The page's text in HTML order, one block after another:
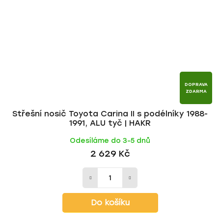
DOPRAVA
ZDARMA
Střešní nosič Toyota Carina II s podélníky 1988-
1991, ALU tyč | HAKR
Odesíláme do 3-5 dnů
2 629 Kč
Do košíku